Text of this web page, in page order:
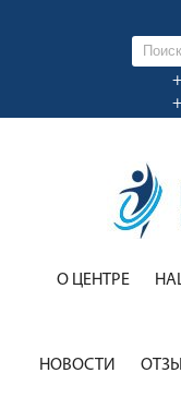
О ЦЕНТРЕ
НОВОСТИ